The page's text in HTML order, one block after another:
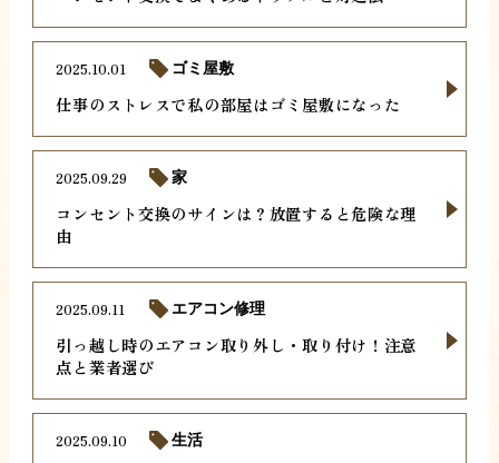
仕事のストレスで私の部屋はゴミ屋敷になった
2025.10.01 ゴミ屋敷
コンセント交換のサインは？放置すると危険な理
由
2025.09.29 家
引っ越し時のエアコン取り外し・取り付け！注意
点と業者選び
2025.09.11 エアコン修理
2025.09.10 生活